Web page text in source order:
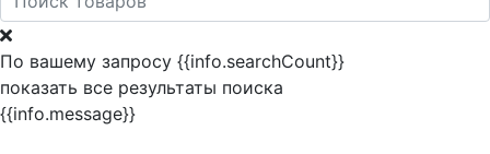
По вашему запросу {{info.searchCount}}
показать все результаты поиска
{{info.message}}